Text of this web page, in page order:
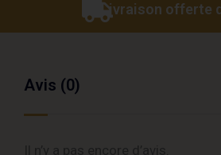
Livraison offerte
Avis (0)